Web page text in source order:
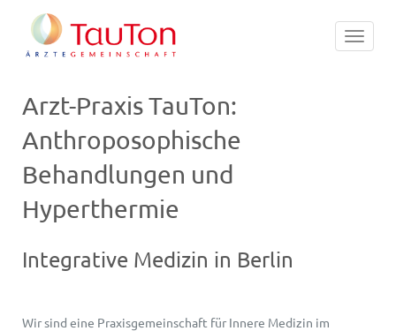
Toggle
Arzt-Praxis TauTon:
Anthroposophische
Behandlungen und
Hyperthermie
Integrative Medizin in Berlin
Wir sind eine Praxisgemeinschaft für Innere Medizin im